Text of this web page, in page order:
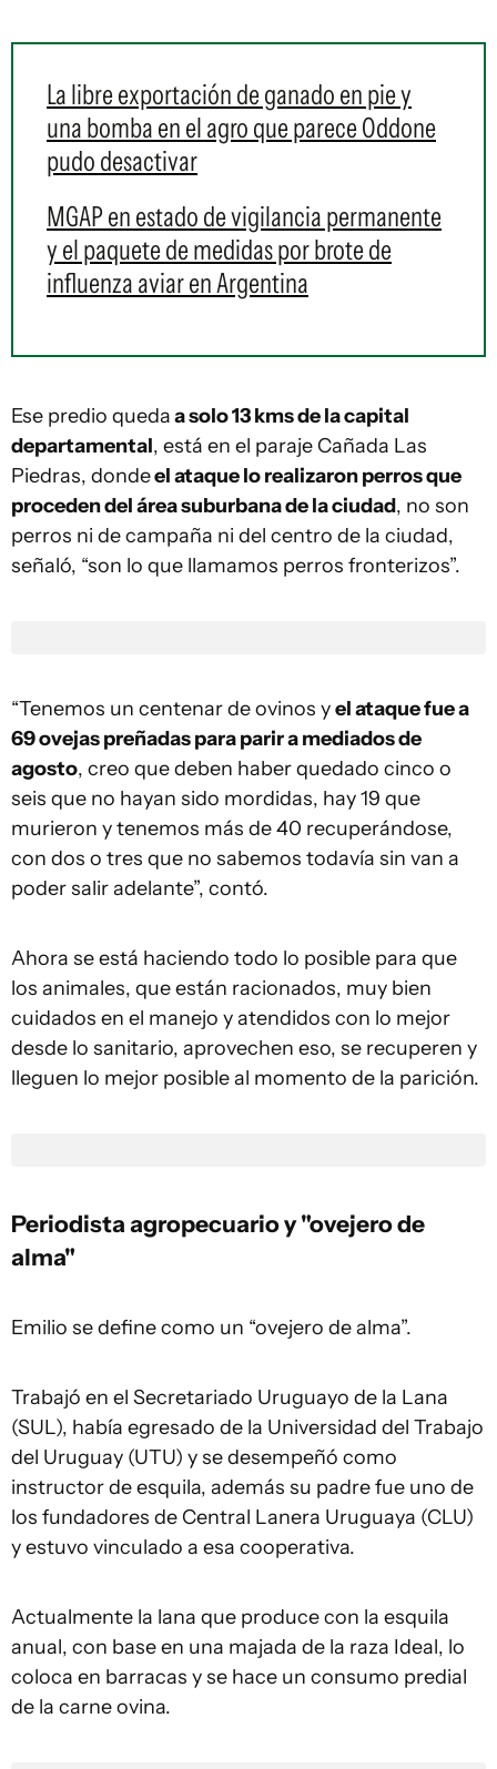
La libre exportación de ganado en pie y
una bomba en el agro que parece Oddone
pudo desactivar
MGAP en estado de vigilancia permanente
y el paquete de medidas por brote de
influenza aviar en Argentina
Ese predio quedaa solo 13 kms de la capital
departamental, está en el paraje Cañada Las
Piedras, dondeel ataque lo realizaron perros que
proceden del área suburbana de la ciudad, no son
perros ni de campaña ni del centro de la ciudad,
señaló, “son lo que llamamos perros fronterizos”.
“Tenemos un centenar de ovinos yel ataque fue a
69 ovejas preñadas para parir a mediados de
agosto, creo que deben haber quedado cinco o
seis que no hayan sido mordidas, hay 19 que
murieron y tenemos más de 40 recuperándose,
con dos o tres que no sabemos todavía sin van a
poder salir adelante”, contó.
Ahora se está haciendo todo lo posible para que
los animales, que están racionados, muy bien
cuidados en el manejo y atendidos con lo mejor
desde lo sanitario, aprovechen eso, se recuperen y
lleguen lo mejor posible al momento de la parición.
Periodista agropecuario y "ovejero de
alma"
Emilio se define como un “ovejero de alma”.
Trabajó en el Secretariado Uruguayo de la Lana
(SUL), había egresado de la Universidad del Trabajo
del Uruguay (UTU) y se desempeñó como
instructor de esquila, además su padre fue uno de
los fundadores de Central Lanera Uruguaya (CLU)
y estuvo vinculado a esa cooperativa.
Actualmente la lana que produce con la esquila
anual, con base en una majada de la raza Ideal, lo
coloca en barracas y se hace un consumo predial
de la carne ovina.